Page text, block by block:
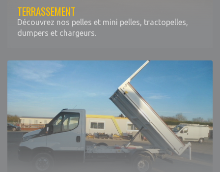
TERRASSEMENT
Découvrez nos pelles et mini pelles, tractopelles,
dumpers et chargeurs.